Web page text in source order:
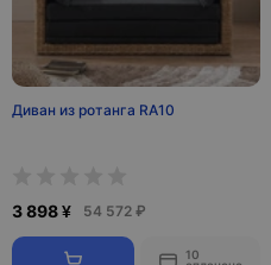
Диван из ротанга RA10
3 898 ¥ 54 572 ₽
10